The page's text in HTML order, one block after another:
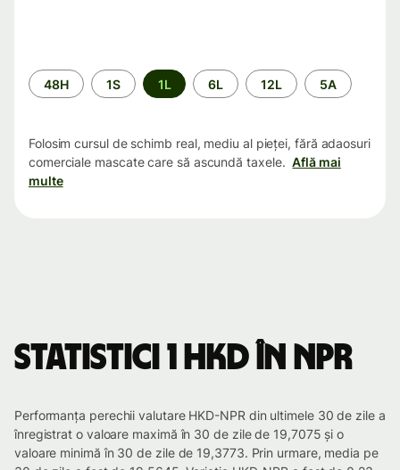
Perioada
48H 1S 1L 6L 12L 5A
Folosim cursul de schimb real, mediu al pieței, fără adaosuri
comerciale mascate care să ascundă taxele. Află mai
multe
Statistici 1 HKD în NPR
Performanța perechii valutare HKD-NPR din ultimele 30 de zile a
înregistrat o valoare maximă în 30 de zile de 19,7075 și o
valoare minimă în 30 de zile de 19,3773. Prin urmare, media pe